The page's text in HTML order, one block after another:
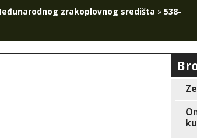
zrakoplovnog središta » 538-